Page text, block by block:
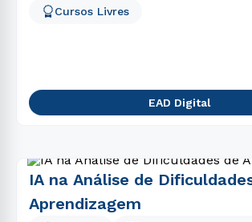
Cursos Livres
EAD Digital
IA na Análise de
Aprendizagem